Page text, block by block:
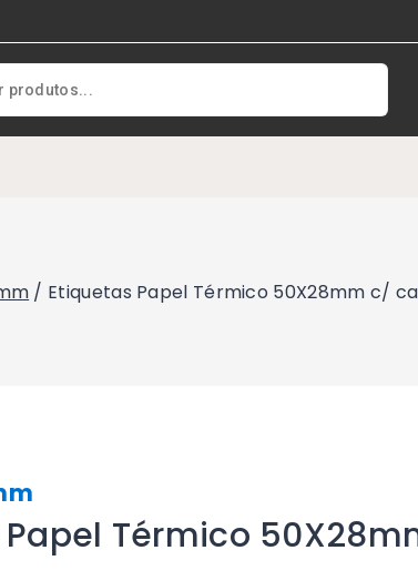
/ Etiquetas Papel Térmico 50X28mm c/
Papel Térmico